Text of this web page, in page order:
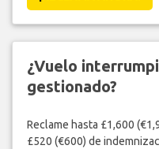
¿Vuelo
gestionado?
Reclame hasta £1,600
£520 (€600) de